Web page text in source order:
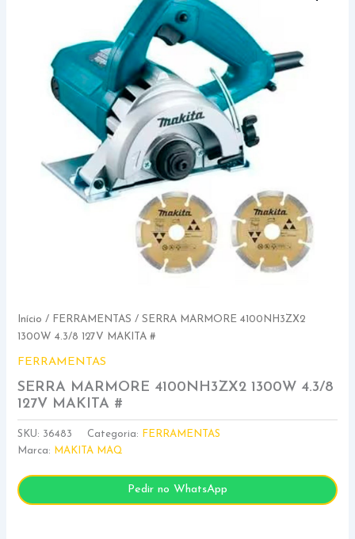
Início / FERRAMENTAS / SERRA MARMORE 4100NH3ZX2
1300W 4.3/8 127V MAKITA #
FERRAMENTAS
SERRA MARMORE 4100NH3ZX2 1300W 4.3/8
127V MAKITA #
SKU: 36483 Categoria:
FERRAMENTAS
Marca:
MAKITA MAQ
Pedir no WhatsApp